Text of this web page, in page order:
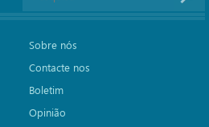
Sobre nós
Contacte nos
Boletim
Opinião